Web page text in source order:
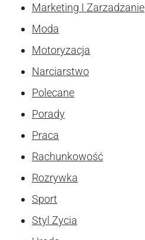
Marketing I Zarzadzanie
Moda
Motoryzacja
Narciarstwo
Polecane
Porady
Praca
Rachunkowość
Rozrywka
Sport
Styl Zycia